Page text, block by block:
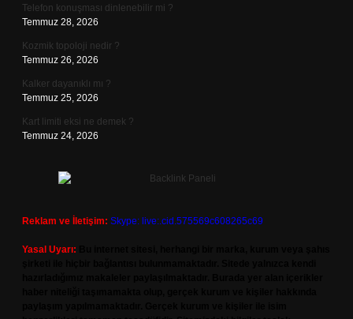
Telefon konuşması dinlenebilir mi ?
Temmuz 28, 2026
Kozmik topoloji nedir ?
Temmuz 26, 2026
Kalker dayanıklı mı ?
Temmuz 25, 2026
Kart limiti eksi ne demek ?
Temmuz 24, 2026
Reklam ve İletişim: Skype: live:.cid.575569c608265c69
Yasal Uyarı: